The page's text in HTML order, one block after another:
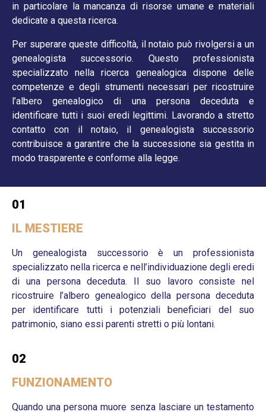
in particolare la mancanza di risorse umane e materiali
dedicate a questa ricerca.​
Per superare queste difficoltà, il notaio può rivolgersi a un
genealogista successorio. Questo professionista
specializzato nella ricerca genealogica dispone delle
competenze e degli strumenti necessari per ricostruire
l’albero genealogico di una persona deceduta e
identificare tutti i suoi eredi legittimi. Lavorando a stretto
contatto con il notaio, il genealogista successorio
contribuisce a garantire che la successione sia gestita in
modo trasparente e conforme alla legge.
01
IL MESTIERE
Un genealogista successorio è un professionista
specializzato nella ricerca e nell’individuazione degli eredi
di una persona deceduta. Il suo lavoro consiste nel
ricostruire l’albero genealogico della persona deceduta
per identificare tutti i potenziali beneficiari del suo
patrimonio, siano essi parenti stretti o più lontani.
02
FUNZIONAMENTO
Quando una persona muore senza lasciare un testamento